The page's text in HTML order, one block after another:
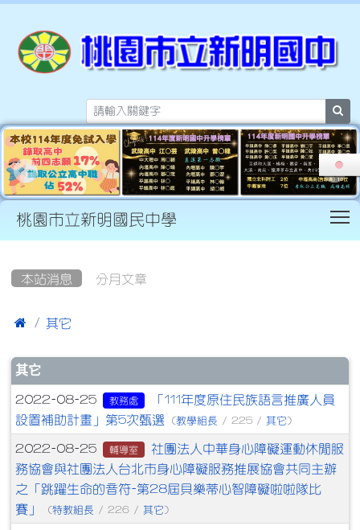
桃園市立新明國民中學
本站消息 分月文章
 其它
文章列表
其它
2022-08-25 教務處
「111年度原住民族語言推廣人員
設置補助計畫」第5次甄選
(教學組長 / 225 / 其它 )
2022-08-25 輔導室
社團法人中華身心障礙運動休閒服
務協會與社團法人台北市身心障礙服務推展協會共同主辦
之「跳躍生命的音符-第28屆貝樂蒂心智障礙啦啦隊比
賽」
(特教組長 / 226 / 其它 )